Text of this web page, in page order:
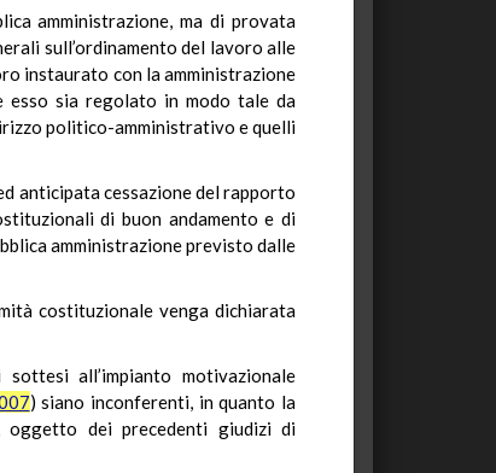
amministrazione, ma di provata
sull’ordinamento del lavoro alle
instaurato con la amministrazione
esso sia regolato in modo tale da
politico-amministrativo e quelli
anticipata cessazione del rapporto
di buon andamento e di
amministrazione previsto dalle
costituzionale venga dichiarata
all’impianto motivazionale
) siano inconferenti, in quanto la
oggetto dei precedenti giudizi di